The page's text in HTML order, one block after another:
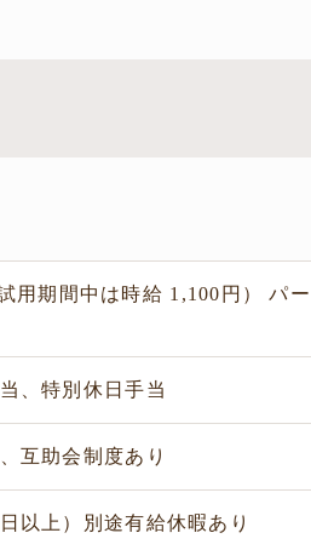
期間中は時給 1,100円） パ
、特別休日手当
互助会制度あり
以上）別途有給休暇あり